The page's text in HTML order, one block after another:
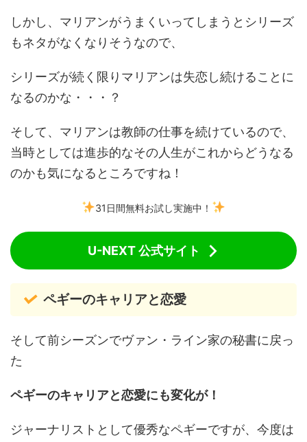
しかし、マリアンがうまくいってしまうとシリーズ
もネタがなくなりそうなので、
シリーズが続く限りマリアンは失恋し続けることに
なるのかな・・・？
そして、マリアンは教師の仕事を続けているので、
当時としては進歩的なその人生がこれからどうなる
のかも気になるところですね！
31日間無料お試し実施中！
U-NEXT 公式サイト
ペギーのキャリアと恋愛
そして前シーズンでヴァン・ライン家の秘書に戻っ
た
ペギーのキャリアと恋愛にも変化が！
ジャーナリストとして優秀なペギーですが、今度は